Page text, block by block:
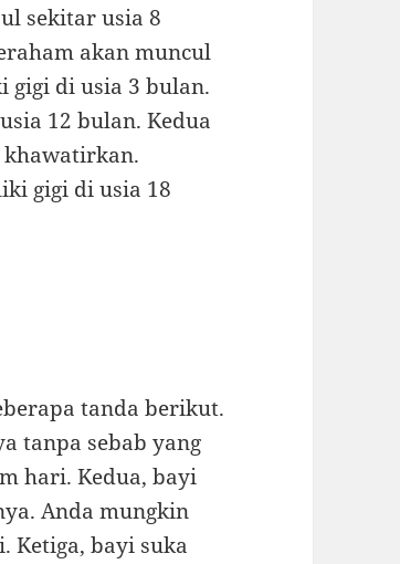
sekitar usia 8
akan muncul
gigi di usia 3 bulan.
12 bulan. Kedua
gigi di usia 18
tanda berikut.
tanpa sebab yang
hari. Kedua, bayi
Anda mungkin
Ketiga, bayi suka